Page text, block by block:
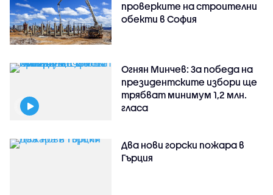
проверките на строителни
обекти в София
Огнян Минчев: За победа на
президентските избори ще
трябват минимум 1,2 млн.
гласа
Два нови горски пожара в
Гърция